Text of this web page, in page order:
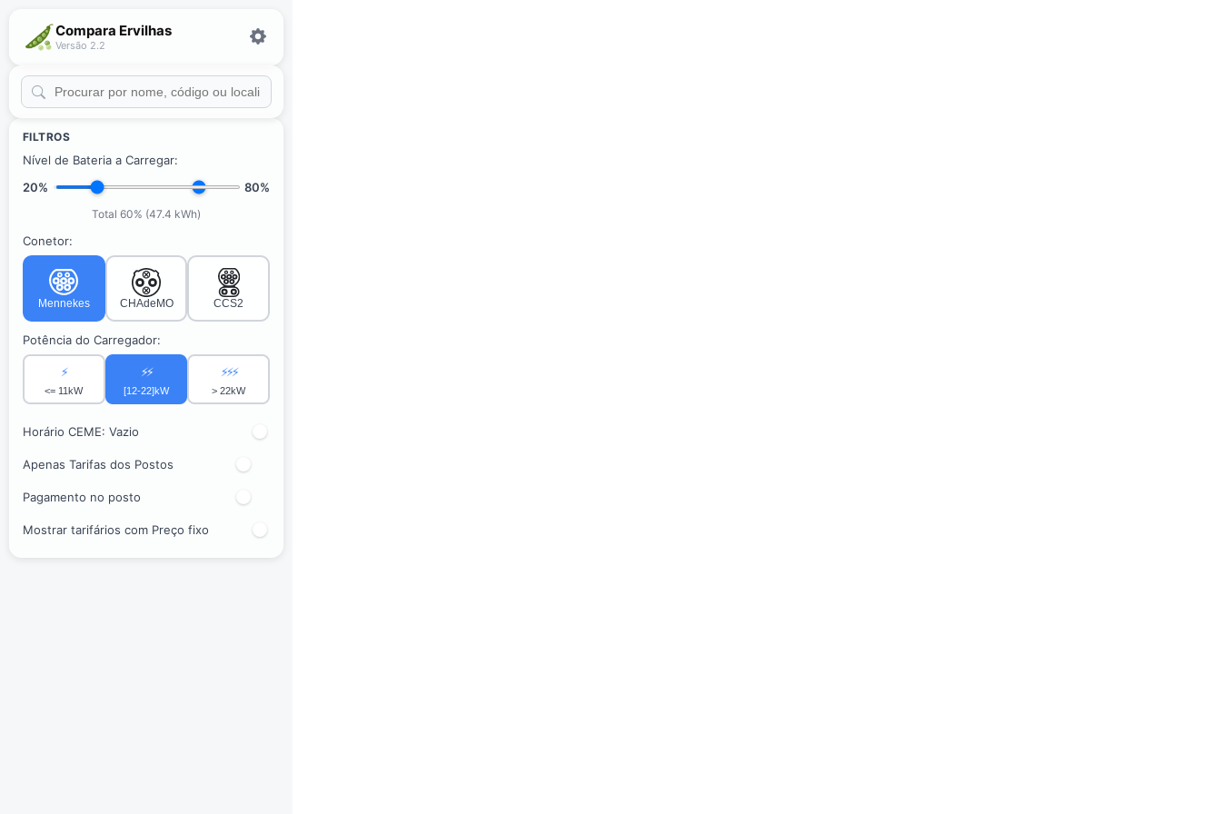
Compara Ervilhas
Versão 2.2
FILTROS
Nível de Bateria a Carregar:
20%
80%
Total 60% (47.4 kWh)
Conetor:
Mennekes CHAdeMO CCS2
Potência do Carregador:
⚡
<= 11kW
⚡⚡
[12-22]kW
⚡⚡⚡
> 22kW
Horário CEME: Vazio
Apenas Tarifas dos Postos
Pagamento no posto
Mostrar tarifários com Preço fixo